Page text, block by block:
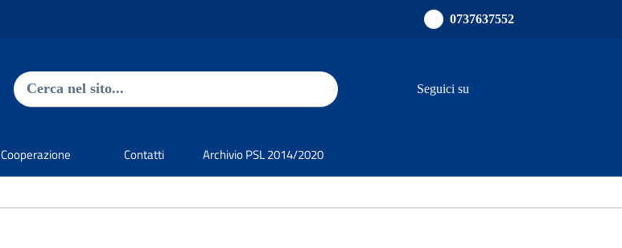
0737637552
Ricerca nel sito
Seguici su
Cooperazione Contatti Archivio PSL 2014/2020